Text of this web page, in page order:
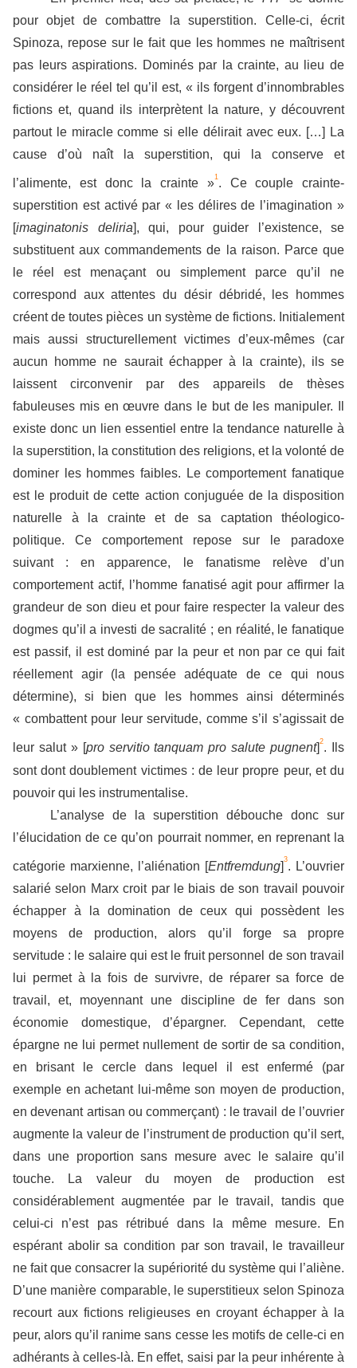
pour objet de combattre la superstition. Celle-ci, écrit
Spinoza, repose sur le fait que les hommes ne maîtrisent
pas leurs aspirations. Dominés par la crainte, au lieu de
considérer le réel tel qu’il est, « ils forgent d’innombrables
fictions et, quand ils interprètent la nature, y découvrent
partout le miracle comme si elle délirait avec eux. […] La
cause d’où naît la superstition, qui la conserve et
l’alimente, est donc la crainte »1. Ce couple crainte-
superstition est activé par « les délires de l’imagination »
[imaginatonis deliria], qui, pour guider l’existence, se
substituent aux commandements de la raison. Parce que
le réel est menaçant ou simplement parce qu’il ne
correspond aux attentes du désir débridé, les hommes
créent de toutes pièces un système de fictions. Initialement
mais aussi structurellement victimes d’eux-mêmes (car
aucun homme ne saurait échapper à la crainte), ils se
laissent circonvenir par des appareils de thèses
fabuleuses mis en œuvre dans le but de les manipuler. Il
existe donc un lien essentiel entre la tendance naturelle à
la superstition, la constitution des religions, et la volonté de
dominer les hommes faibles. Le comportement fanatique
est le produit de cette action conjuguée de la disposition
naturelle à la crainte et de sa captation théologico-
politique. Ce comportement repose sur le paradoxe
suivant : en apparence, le fanatisme relève d’un
comportement actif, l’homme fanatisé agit pour affirmer la
grandeur de son dieu et pour faire respecter la valeur des
dogmes qu’il a investi de sacralité ; en réalité, le fanatique
est passif, il est dominé par la peur et non par ce qui fait
réellement agir (la pensée adéquate de ce qui nous
détermine), si bien que les hommes ainsi déterminés
« combattent pour leur servitude, comme s’il s’agissait de
leur salut » [ pro servitio tanquam pro salute pugnent]2. Ils
sont dont doublement victimes : de leur propre peur, et du
pouvoir qui les instrumentalise.
L’analyse de la superstition débouche donc sur
l’élucidation de ce qu’on pourrait nommer, en reprenant la
catégorie marxienne, l’aliénation [Entfremdung] 3. L’ouvrier
salarié selon Marx croit par le biais de son travail pouvoir
échapper à la domination de ceux qui possèdent les
moyens de production, alors qu’il forge sa propre
servitude : le salaire qui est le fruit personnel de son travail
lui permet à la fois de survivre, de réparer sa force de
travail, et, moyennant une discipline de fer dans son
économie domestique, d’épargner. Cependant, cette
épargne ne lui permet nullement de sortir de sa condition,
en brisant le cercle dans lequel il est enfermé (par
exemple en achetant lui-même son moyen de production,
en devenant artisan ou commerçant) : le travail de l’ouvrier
augmente la valeur de l’instrument de production qu’il sert,
dans une proportion sans mesure avec le salaire qu’il
touche. La valeur du moyen de production est
considérablement augmentée par le travail, tandis que
celui-ci n’est pas rétribué dans la même mesure. En
espérant abolir sa condition par son travail, le travailleur
ne fait que consacrer la supériorité du système qui l’aliène.
D’une manière comparable, le superstitieux selon Spinoza
recourt aux fictions religieuses en croyant échapper à la
peur, alors qu’il ranime sans cesse les motifs de celle-ci en
adhérants à celles-là. En effet, saisi par la peur inhérente à